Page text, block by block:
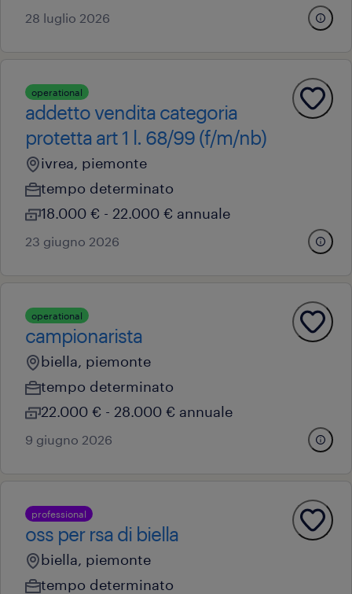
28 luglio 2026
operational
addetto vendita categoria
protetta art 1 l. 68/99 (f/m/nb)
ivrea, piemonte
tempo determinato
18.000 € - 22.000 € annuale
23 giugno 2026
operational
campionarista
biella, piemonte
tempo determinato
22.000 € - 28.000 € annuale
9 giugno 2026
professional
oss per rsa di biella
biella, piemonte
tempo determinato